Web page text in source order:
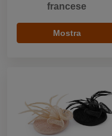
francese
Mostra